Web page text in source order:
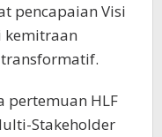
pencapaian Visi
kemitraan
pertemuan HLF
Stakeholder